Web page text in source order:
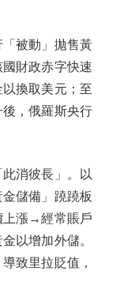
被動」拋售黃
財政赤字快速
換取美元；至
，俄羅斯央行
消彼長」。以
儲備」蹺蹺板
上漲→經常賬戶
以增加外儲。
致里拉貶值，